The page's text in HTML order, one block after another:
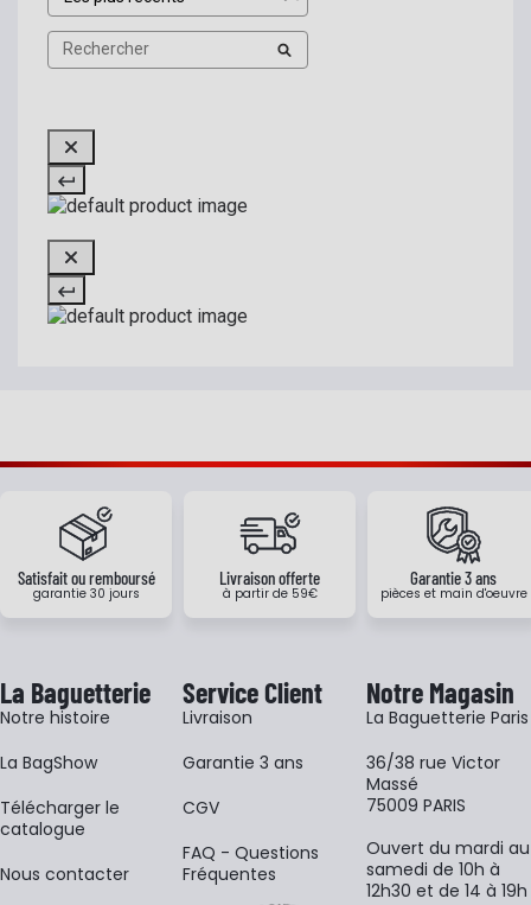
Satisfait ou remboursé
garantie 30 jours
Livraison offerte
à partir de 59€
Garantie 3 ans
pièces et main d'oeuvre
La Baguetterie
Notre histoire
La BagShow
​Télécharger le
catalogue
Nous contacter
Service Client
Livraison
Garantie 3 ans
CGV
FAQ - Questions
Fréquentes
Notre Magasin
La Baguetterie Paris
36/38 rue Victor
Massé
75009 PARIS
Ouvert du mardi au
samedi de 10h à
12h30 et de 14 à 19h